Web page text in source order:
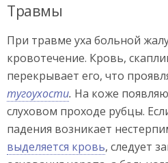
Травмы
При травме уха больной
кровотечение. Кровь,
перекрывает его, что
тугоухости. На коже
слуховом проходе рубцы.
падения возникает
выделяется кровь, следует